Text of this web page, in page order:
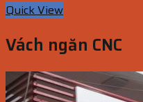
Quick View
Vách ngăn CNC